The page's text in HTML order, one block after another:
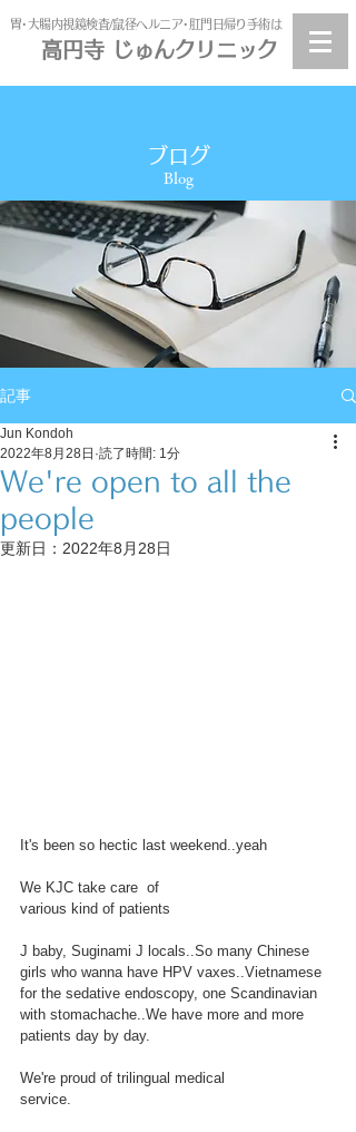
高円寺 じゅんクリニック
​胃･大腸内視鏡検査/鼠径ヘルニア･肛門日帰り手術は
高円寺 じゅんクリニック
ブログ
Blog
記事
We're open to all the
people
Jun Kondoh
2022年8月28日 読了時間: 1分
更新日： 2022年8月28日
It's been so hectic last weekend..yeah
We KJC take care  of
various kind of patients
J baby, Suginami J locals..So many Chinese
girls who wanna have HPV vaxes..Vietnamese
for the sedative endoscopy, one Scandinavian
with stomachache..We have more and more
patients day by day.
We're proud of trilingual medical
service.